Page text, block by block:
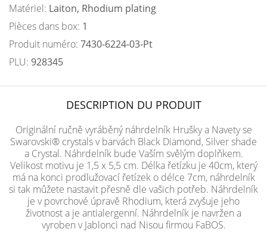
Matériel: Laiton, Rhodium plating
Pièces dans box: 1
Produit numéro: 7430-6224-03-Pt
PLU: 928345
DESCRIPTION DU PRODUIT
Originální ručně vyráběný náhrdelník Hrušky a Navety se
Swarovski® crystals v barvách Black Diamond, Silver shade
a Crystal. Náhrdelník bude Vaším svělým doplňkem.
Velikost motivu je 1,5 x 5,5 cm. Délka řetízku je 40cm, který
má na konci prodlužovací řetízek o délce 7cm, náhrdelník
si tak můžete nastavit přesně dle vašich potřeb. Náhrdelník
je v povrchové úpravě Rhodium, která zvyšuje jeho
životnost a je antialergenní. Náhrdelník je navržen a
vyroben v Jablonci nad Nisou firmou FaBOS.